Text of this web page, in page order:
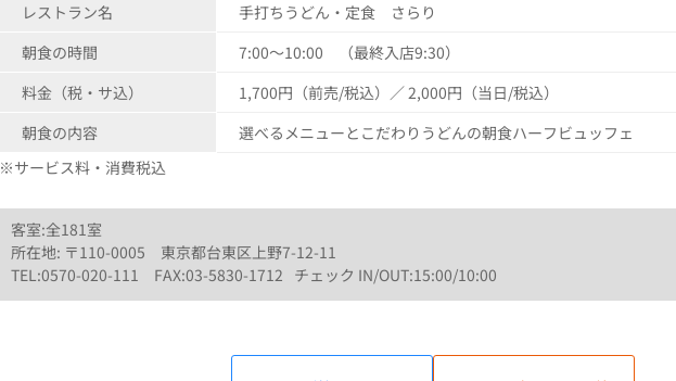
レストラン名
手打ちうどん・定食 さらり
朝食の時間
7:00～10:00 （最終入店9:30）
料金（税・サ込）
1,700円（前売/税込）／ 2,000円（当日/税込）
朝食の内容
選べるメニューとこだわりうどんの朝食ハーフビュッフェ
※サービス料・消費税込
客室:全181室
所在地: 〒110-0005 東京都台東区上野7-12-11
TEL:0570-020-111 FAX:03-5830-1712 チェック IN/OUT:15:00/10:00